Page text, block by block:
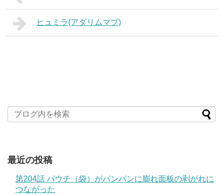
ヒュミラ(アダリムマブ)
最近の投稿
第204話 パウチ（袋）がパンパンに膨れ面板の剥がれに
つながった